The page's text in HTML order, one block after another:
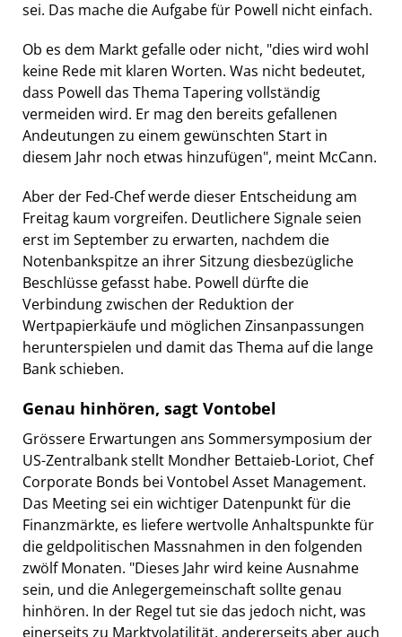
sei. Das mache die Aufgabe für Powell nicht einfach.
Ob es dem Markt gefalle oder nicht, "dies wird wohl
keine Rede mit klaren Worten. Was nicht bedeutet,
dass Powell das Thema Tapering vollständig
vermeiden wird. Er mag den bereits gefallenen
Andeutungen zu einem gewünschten Start in
diesem Jahr noch etwas hinzufügen", meint McCann.
Aber der Fed-Chef werde dieser Entscheidung am
Freitag kaum vorgreifen. Deutlichere Signale seien
erst im September zu erwarten, nachdem die
Notenbankspitze an ihrer Sitzung diesbezügliche
Beschlüsse gefasst habe. Powell dürfte die
Verbindung zwischen der Reduktion der
Wertpapierkäufe und möglichen Zinsanpassungen
herunterspielen und damit das Thema auf die lange
Bank schieben.
Genau hinhören, sagt Vontobel
Grössere Erwartungen ans Sommersymposium der
US-Zentralbank stellt Mondher Bettaieb-Loriot, Chef
Corporate Bonds bei Vontobel Asset Management.
Das Meeting sei ein wichtiger Datenpunkt für die
Finanzmärkte, es liefere wertvolle Anhaltspunkte für
die geldpolitischen Massnahmen in den folgenden
zwölf Monaten. "Dieses Jahr wird keine Ausnahme
sein, und die Anlegergemeinschaft sollte genau
hinhören. In der Regel tut sie das jedoch nicht, was
einerseits zu Marktvolatilität, andererseits aber auch